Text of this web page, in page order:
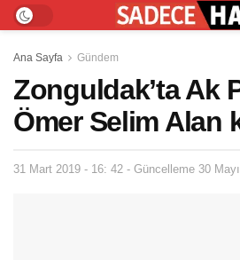
Ana Sayfa Gündem
Zonguldak’ta Ak
Ömer Selim Alan
31 Mart 2019 - 16: 42 - Güncelleme 30